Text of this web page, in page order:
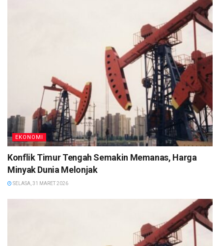
EKONOMI
Konflik Timur Tengah Semakin Memanas, Harga
Minyak Dunia Melonjak
SELASA, 31 MARET 2026